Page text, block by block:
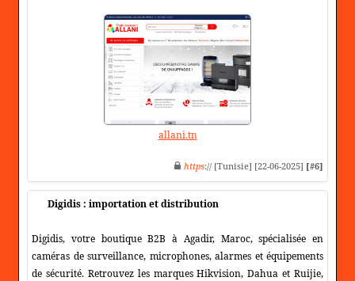
allani.tn
https:// [Tunisie] [22-06-2025] [#6]
Digidis : importation et distribution
Digidis, votre boutique B2B à Agadir, Maroc, spécialisée en
caméras de surveillance, microphones, alarmes et équipements
de sécurité. Retrouvez les marques Hikvision, Dahua et Ruijie,